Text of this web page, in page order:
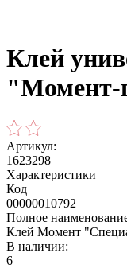
Клей
"Момент-
Артикул:
1623298
Характеристики
Код
00000010792
Полное
Клей Момент
В наличии:
6